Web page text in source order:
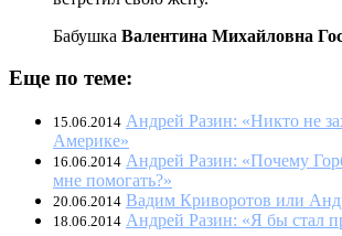
Бабушка Валентина Михайловна
Еще по теме:
15.06.2014 Андрей Разин: «Никто не
Америке»
16.06.2014 Андрей Разин: «Почему
мне помогать?»
20.06.2014 Вадим Криворотов или
18.06.2014 Андрей Разин: «Я бы стал